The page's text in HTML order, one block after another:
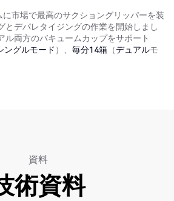
市場で最高のサクショングリッパーを装
とデパレタイジングの作業を開始しまし
ル両方のバキュームカップをサポート
ングルモード ）、 毎分14箱（デュアルモ
資料
術資料